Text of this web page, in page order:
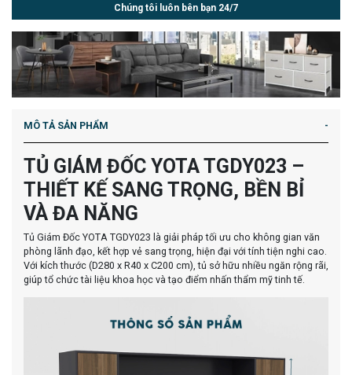
Chúng tôi luôn bên bạn 24/7
MÔ TẢ SẢN PHẨM
TỦ GIÁM ĐỐC YOTA TGDY023 –
THIẾT KẾ SANG TRỌNG, BỀN BỈ
VÀ ĐA NĂNG
Tủ Giám Đốc YOTA TGDY023 là giải pháp tối ưu cho không gian văn
phòng lãnh đạo, kết hợp vẻ sang trọng, hiện đại với tính tiện nghi cao.
Với kích thước (D280 x R40 x C200 cm), tủ sở hữu nhiều ngăn rộng rãi,
giúp tổ chức tài liệu khoa học và tạo điểm nhấn thẩm mỹ tinh tế.